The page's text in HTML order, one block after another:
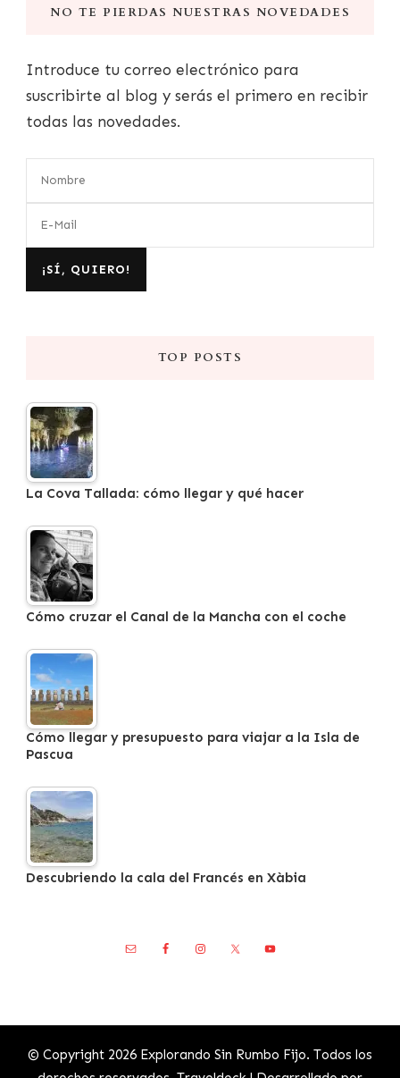
NO TE PIERDAS NUESTRAS NOVEDADES
Introduce tu correo electrónico para
suscribirte al blog y serás el primero en recibir
todas las novedades.
TOP POSTS
La Cova Tallada: cómo llegar y qué hacer
Cómo cruzar el Canal de la Mancha con el coche
Cómo llegar y presupuesto para viajar a la Isla de
Pascua
Descubriendo la cala del Francés en Xàbia
© Copyright 2026 Explorando Sin Rumbo Fijo. Todos los